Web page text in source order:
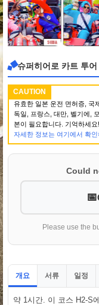
슈퍼히어로 카트 투어
CAUTION
유효한 일본 운전 면허증, 국
독일, 프랑스, 대만, 벨기에,
본이 필요합니다. 기억하세
자세한 정보는 여기에서 확인
Could
Please use the
개요 서류 일정
약 1시간. 이 코스 H2-S